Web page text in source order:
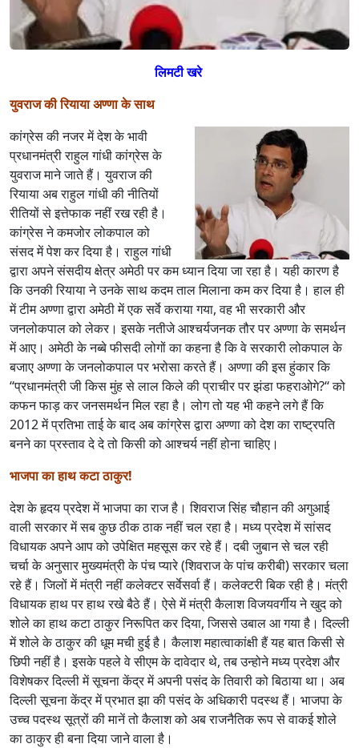
लिमटी खरे
युवराज की रियाया अण्णा के साथ
कांग्रेस की नजर में देश के भावी
प्रधानमंत्री राहुल गांधी कांग्रेस के
युवराज माने जाते हैं। युवराज की
रियाया अब राहुल गांधी की नीतियों
रीतियों से इत्तेफाक नहीं रख रही है।
कांग्रेस ने कमजोर लोकपाल को
संसद में पेश कर दिया है। राहुल गांधी
द्वारा अपने संसदीय क्षेत्र अमेठी पर कम ध्यान दिया जा रहा है। यही कारण है
कि उनकी रियाया ने उनके साथ कदम ताल मिलाना कम कर दिया है। हाल ही
में टीम अण्णा द्वारा अमेठी में एक सर्वे कराया गया, वह भी सरकारी और
जनलोकपाल को लेकर। इसके नतीजे आश्चर्यजनक तौर पर अण्णा के समर्थन
में आए। अमेठी के नब्बे फीसदी लोगों का कहना है कि वे सरकारी लोकपाल के
बजाए अण्णा के जनलोकपाल पर भरोसा करते हैं। अण्णा की इस हुंकार कि
‘‘प्रधानमंत्री जी किस मुंह से लाल किले की प्राचीर पर झंडा फहराओगे?‘‘ को
कफन फाड़ कर जनसमर्थन मिल रहा है। लोग तो यह भी कहने लगे हैं कि
2012 में प्रतिभा ताई के बाद अब कांग्रेस द्वारा अण्णा को देश का राष्ट्रपति
बनने का प्रस्ताव दे दे तो किसी को आश्चर्य नहीं होना चाहिए।
भाजपा का हाथ कटा ठाकुर!
देश के हृदय प्रदेश में भाजपा का राज है। शिवराज सिंह चौहान की अगुआई
वाली सरकार में सब कुछ ठीक ठाक नहीं चल रहा है। मध्य प्रदेश में सांसद
विधायक अपने आप को उपेक्षित महसूस कर रहे हैं। दबी जुबान से चल रही
चर्चा के अनुसार मुख्यमंत्री के पंच प्यारे (शिवराज के पांच करीबी) सरकार चला
रहे हैं। जिलों में मंत्री नहीं कलेक्टर सर्वेसर्वा हैं। कलेक्टरी बिक रही है। मंत्री
विधायक हाथ पर हाथ रखे बैठे हैं। ऐसे में मंत्री कैलाश विजयवर्गीय ने खुद को
शोले का हाथ कटा ठाकुर निरूपित कर दिया, जिससे उबाल आ गया है। दिल्ली
में शोले के ठाकुर की धूम मची हुई है। कैलाश महात्वाकांक्षी हैं यह बात किसी से
छिपी नहीं है। इसके पहले वे सीएम के दावेदार थे, तब उन्होने मध्य प्रदेश और
विशेषकर दिल्ली में सूचना केंद्र में अपनी पसंद के तिवारी को बिठाया था। अब
दिल्ली सूचना केंद्र में प्रभात झा की पसंद के अधिकारी पदस्थ हैं। भाजपा के
उच्च पदस्थ सूत्रों की मानें तो कैलाश को अब राजनैतिक रूप से वाकई शोले
का ठाकुर ही बना दिया जाने वाला है।